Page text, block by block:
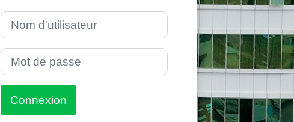
Nom d'utilisateur
Mot de passe
Connexion